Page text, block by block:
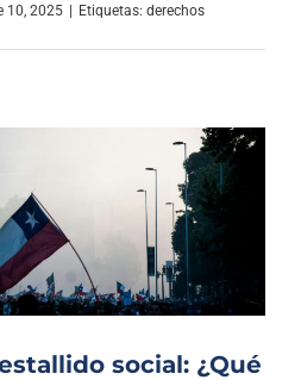
10, 2025 | Etiquetas: derechos
social: ¿Qué